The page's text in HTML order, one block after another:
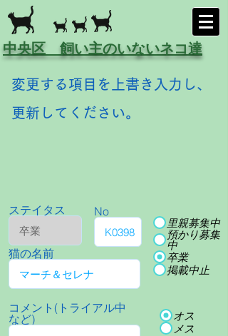
中央区 飼い主のいないネコ達
変更する項目を上書き入力し、
更新してください。
ステイタス No
猫の名前
里親募集中
預かり募集
中
卒業
掲載中止
コメント(トライアル中
など)
オス
メス